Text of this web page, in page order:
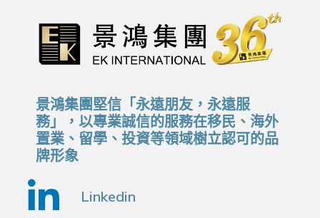
景鴻集團堅信「永遠朋友，永遠服
務」，以專業誠信的服務在移民、海外
置業、留學、投資等領域樹立認可的品
牌形象
Linkedin